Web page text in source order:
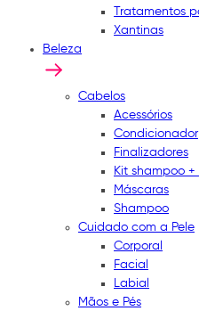
Tratamentos
Xantinas
Beleza
Cabelos
Acessórios
Condicionador
Finalizadores
Kit shampoo
Máscaras
Shampoo
Cuidado com a Pele
Corporal
Facial
Labial
Mãos e Pés